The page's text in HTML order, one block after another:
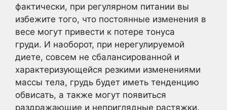
фактически, при регулярном питании вы
избежите того, что постоянные изменения в
весе могут привести к потере тонуса
груди. И наоборот, при нерегулируемой
диете, совсем не сбалансированной и
характеризующейся резкими изменениями
массы тела, грудь будет иметь тенденцию
обвисать, а также могут появиться
раздражающие и неприглядные растяжки.